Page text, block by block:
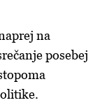
na
posebej